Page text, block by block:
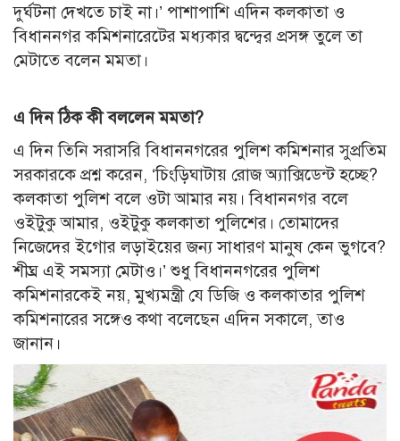
দুর্ঘটনা দেখতে চাই না।’ পাশাপাশি এদিন কলকাতা ও
বিধাননগর কমিশনারেটের মধ্যকার দ্বন্দ্বের প্রসঙ্গ তুলে তা
মেটাতে বলেন মমতা।
এ দিন ঠিক কী বললেন মমতা?
এ দিন তিনি সরাসরি বিধাননগরের পুলিশ কমিশনার সুপ্রতিম
সরকারকে প্রশ্ন করেন, ‘চিংড়িঘাটায় রোজ অ্যাক্সিডেন্ট হচ্ছে?
কলকাতা পুলিশ বলে ওটা আমার নয়। বিধাননগর বলে
ওইটুকু আমার, ওইটুকু কলকাতা পুলিশের। তোমাদের
নিজেদের ইগোর লড়াইয়ের জন্য সাধারণ মানুষ কেন ভুগবে?
শীঘ্র এই সমস্যা মেটাও।’ শুধু বিধাননগরের পুলিশ
কমিশনারকেই নয়, মুখ্যমন্ত্রী যে ডিজি ও কলকাতার পুলিশ
কমিশনারের সঙ্গেও কথা বলেছেন এদিন সকালে, তাও
জানান।